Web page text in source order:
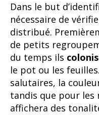
Dans le but
nécessaire de
distribué.
de petits
du temps ils
le pot ou les
salutaires, la
tandis que pour les
affichera des